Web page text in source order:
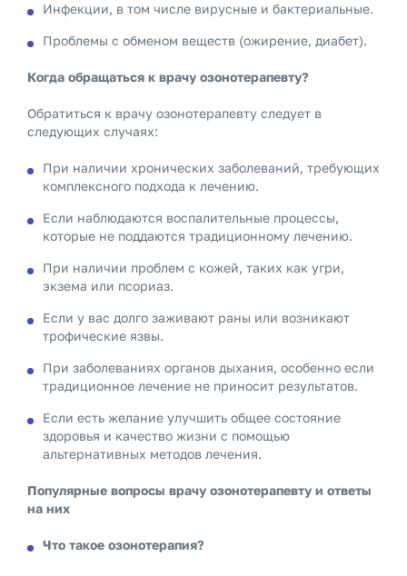
Инфекции, в том числе вирусные и бактериальные.
Проблемы с обменом веществ (ожирение, диабет).
Когда обращаться к врачу озонотерапевту?
Обратиться к врачу озонотерапевту следует в
следующих случаях:
При наличии хронических заболеваний, требующих
комплексного подхода к лечению.
Если наблюдаются воспалительные процессы,
которые не поддаются традиционному лечению.
При наличии проблем с кожей, таких как угри,
экзема или псориаз.
Если у вас долго заживают раны или возникают
трофические язвы.
При заболеваниях органов дыхания, особенно если
традиционное лечение не приносит результатов.
Если есть желание улучшить общее состояние
здоровья и качество жизни с помощью
альтернативных методов лечения.
Популярные вопросы врачу озонотерапевту и ответы
на них
Что такое озонотерапия?